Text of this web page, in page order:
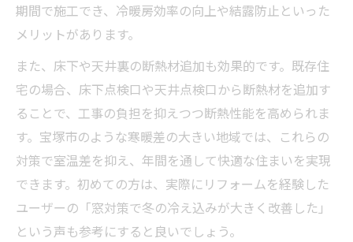
期間で施工でき、冷暖房効率の向上や結露防止といった
メリットがあります。
また、床下や天井裏の断熱材追加も効果的です。既存住
宅の場合、床下点検口や天井点検口から断熱材を追加す
ることで、工事の負担を抑えつつ断熱性能を高められま
す。宝塚市のような寒暖差の大きい地域では、これらの
対策で室温差を抑え、年間を通して快適な住まいを実現
できます。初めての方は、実際にリフォームを経験した
ユーザーの「窓対策で冬の冷え込みが大きく改善した」
という声も参考にすると良いでしょう。